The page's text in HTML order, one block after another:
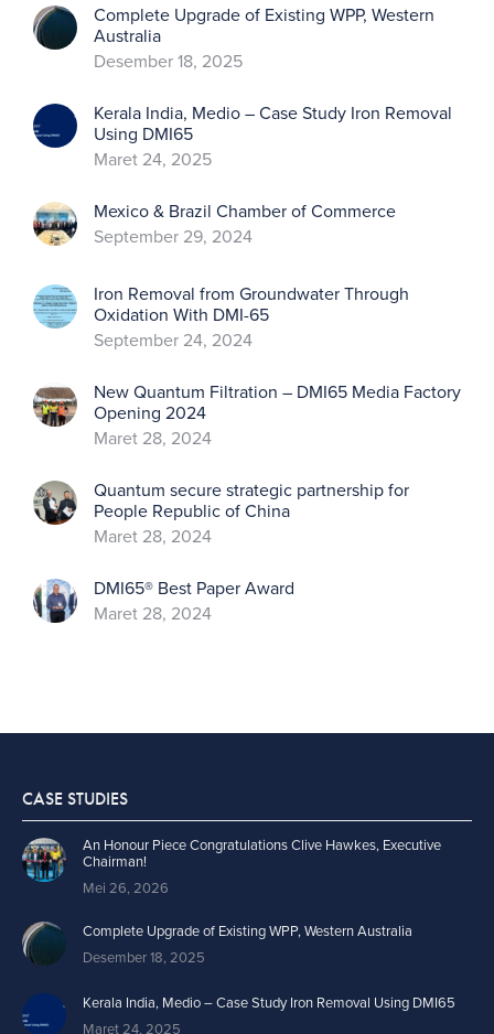
Complete Upgrade of Existing WPP, Western
Australia
Desember 18, 2025
Kerala India, Medio – Case Study Iron Removal
Using DMI65
Maret 24, 2025
Mexico & Brazil Chamber of Commerce
September 29, 2024
Iron Removal from Groundwater Through
Oxidation With DMI-65
September 24, 2024
New Quantum Filtration – DMI65 Media Factory
Opening 2024
Maret 28, 2024
Quantum secure strategic partnership for
People Republic of China
Maret 28, 2024
DMI65® Best Paper Award
Maret 28, 2024
CASE STUDIES
An Honour Piece Congratulations Clive Hawkes, Executive
Chairman!
Mei 26, 2026
Complete Upgrade of Existing WPP, Western Australia
Desember 18, 2025
Kerala India, Medio – Case Study Iron Removal Using DMI65
Maret 24, 2025